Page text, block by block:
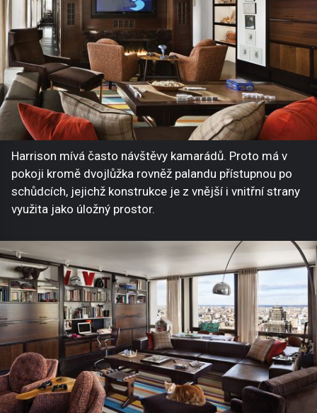
Harrison mívá často návštěvy kamarádů. Proto má v
pokoji kromě dvojlůžka rovněž palandu přístupnou po
schůdcích, jejichž konstrukce je z vnější i vnitřní strany
využita jako úložný prostor.